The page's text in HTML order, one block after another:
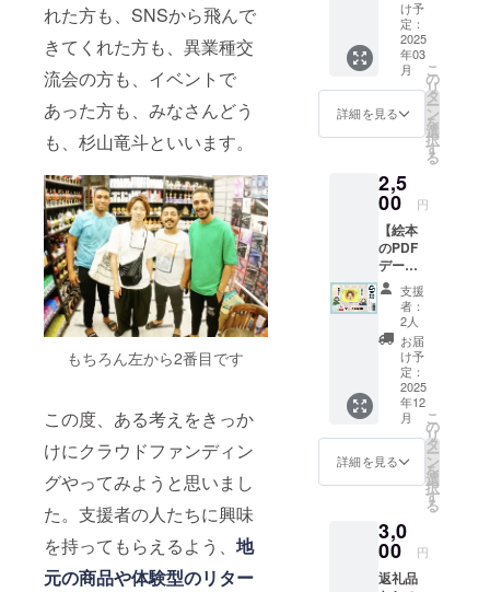
れた方も、SNSから飛んで
きてくれた方も、異業種交
流会の方も、イベントで
あった方も、みなさんどう
も、杉山竜斗といいます。
もちろん左から2番目です
この度、ある考えをきっか
けにクラウドファンディン
グやってみようと思いまし
た。支援者の人たちに興味
を持ってもらえるよう、 地
元の商品や体験型のリター
謝の気
持ちを
メール
で送り
ます。
（僕、
または
作家よ
【リ
ターン
内容】
1.個別
の感謝
メッ
セージ
を送り
ます！
金額の
大小に
関わら
ず、あ
なたの
支援に
心から
感謝し
効に使
わせて
いただ
きま
け予
定：
2025
年03
月
詳細を見る
こ
の
リ
タ
ー
ン
を
選
択
す
る
2,5
00 円
【絵本
のPDF
データ
をお送
りしま
す】絵
本「ぼ
くらの
価値」
のpdf
データ
Firestor
age等で
共有致
しま
ソコン
やタブ
レット
等のデ
支援
者：
2人
お届
け予
定：
2025
年12
月
詳細を見る
こ
の
リ
タ
ー
ン
を
選
択
す
る
3,0
00 円
返礼品